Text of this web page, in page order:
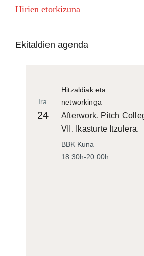
Hirien etorkizuna
Ekitaldien agenda
Hitzaldiak eta
networkinga
Ira
24
Afterwork. Pitch
VII. Ikasturte Itzulera.
BBK Kuna
18:30h-20:00h